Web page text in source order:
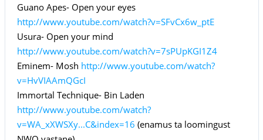
Guano Apes- Open your eyes
http://www.youtube.com/watch?v=SFvCx6w_ptE
Usura- Open your mind
http://www.youtube.com/watch?v=7sPUpKGI1Z4
Eminem- Mosh http://www.youtube.com/watch?
v=HvVIAAmQGcI
Immortal Technique- Bin Laden
http://www.youtube.com/watch?
v=WA_xXWSXy...C&index=16 (enamus ta loomingust